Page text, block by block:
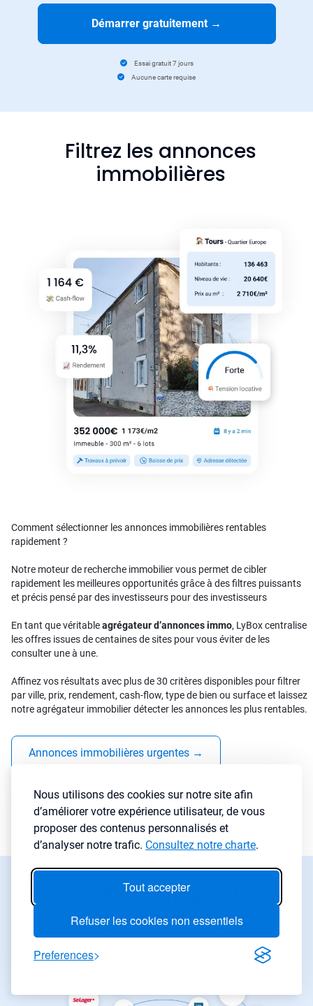
Nous utilisons des cookies sur notre site afin
d’améliorer votre expérience utilisateur, de vous
proposer des contenus personnalisés et
d’analyser notre trafic. Consultez notre charte.
Tout accepter
Refuser les cookies non essentiels
Preferences
Démarrer gratuitement →
Essai gratuit 7 jours
Aucune carte requise
Filtrez les annonces
immobilières
Comment sélectionner les annonces immobilières rentables
rapidement ?
Notre moteur de recherche immobilier vous permet de cibler
rapidement les meilleures opportunités grâce à des filtres puissants
et précis pensé par des investisseurs pour des investisseurs
En tant que véritableagrégateur d’annonces immo, LyBox centralise
les offres issues de centaines de sites pour vous éviter de les
consulter une à une.
Affinez vos résultats avec plus de 30 critères disponibles pour filtrer
par ville, prix, rendement, cash-flow, type de bien ou surface et laissez
notre agrégateur immobilier détecter les annonces les plus rentables.
Annonces immobilières urgentes →
Baisses de prix →
Trouvez des bonnes affaires
où que vous soyez